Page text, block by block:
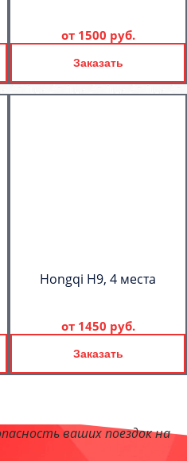
от 1500 руб.
Заказать
Hongqi H9, 4 места
от 1450 руб.
Заказать
ваших поездок на